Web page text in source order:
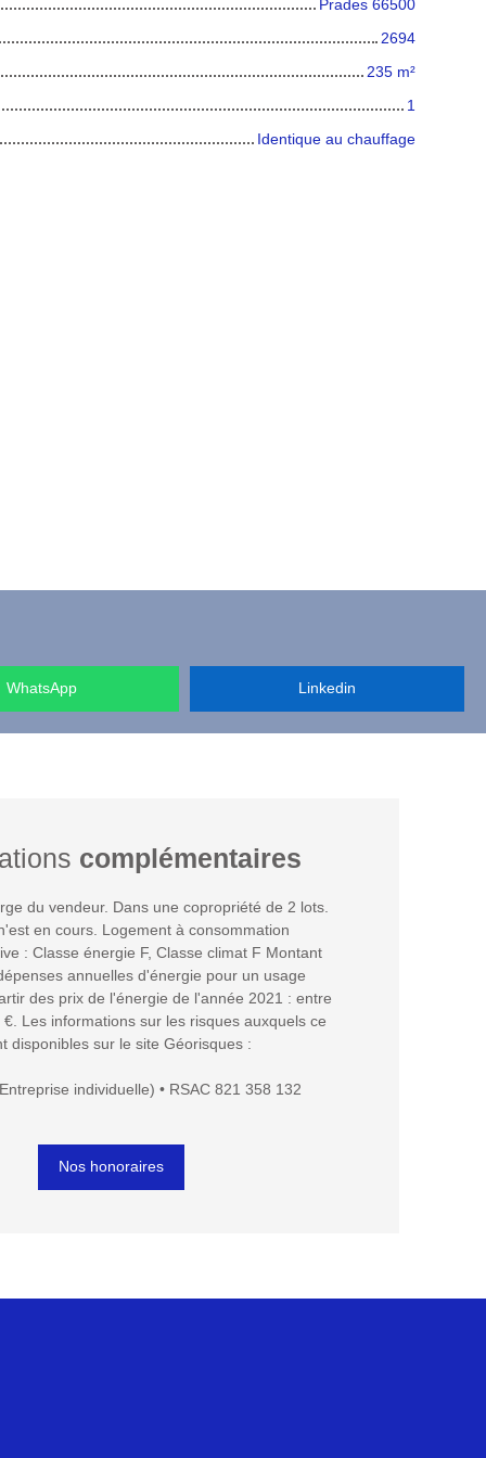
Prades 66500
2694
235 m²
1
Identique au chauffage
WhatsApp Linkedin
complémentaires
du vendeur. Dans une copropriété de 2 lots.
en cours. Logement à consommation
: Classe énergie F, Classe climat F Montant
annuelles d'énergie pour un usage
des prix de l'énergie de l'année 2021 : entre
Les informations sur les risques auxquels ce
disponibles sur le site Géorisques :
individuelle) • RSAC 821 358 132
Nos honoraires